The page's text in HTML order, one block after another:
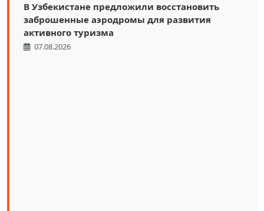
В Узбекистане предложили восстановить
заброшенные аэродромы для развития
активного туризма
07.08.2026